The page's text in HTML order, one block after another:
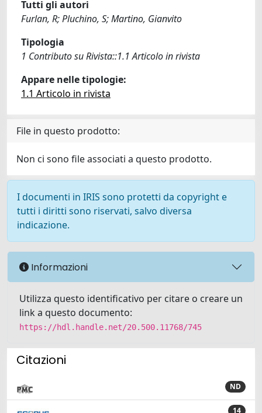
Tutti gli autori
Furlan, R; Pluchino, S; Martino, Gianvito
Tipologia
1 Contributo su Rivista::1.1 Articolo in rivista
Appare nelle tipologie:
1.1 Articolo in rivista
File in questo prodotto:
Non ci sono file associati a questo prodotto.
I documenti in IRIS sono protetti da copyright e
tutti i diritti sono riservati, salvo diversa
indicazione.
Informazioni
Utilizza questo identificativo per citare o creare un
link a questo documento:
https://hdl.handle.net/20.500.11768/745
Citazioni
ND
14